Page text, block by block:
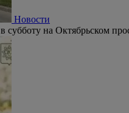
Новости
субботу на Октябрьском